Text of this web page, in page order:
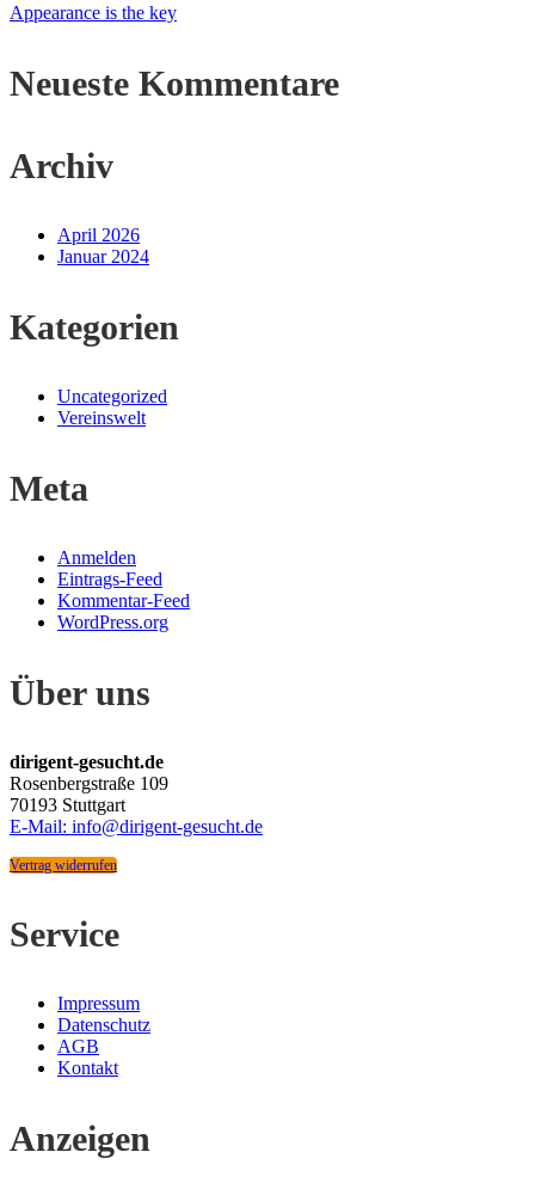
Appearance is the key
Neueste Kommentare
Archiv
April 2026
Januar 2024
Kategorien
Uncategorized
Vereinswelt
Meta
Anmelden
Eintrags-Feed
Kommentar-Feed
WordPress.org
Über uns
dirigent-gesucht.de
Rosenbergstraße 109
70193 Stuttgart
E-Mail: info@dirigent-gesucht.de
Vertrag widerrufen
Service
Impressum
Datenschutz
AGB
Kontakt
Anzeigen